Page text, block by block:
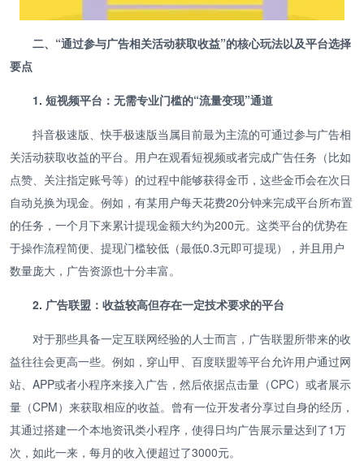
二、“通过参与广告相关活动获取收益”的核心玩法以及平台选择
要点
1. 短视频平台：无需专业门槛的“流量变现”通道
抖音极速版、快手极速版当属目前最为主流的可通过参与广告相
关活动获取收益的平台。用户在观看短视频或者完成广告任务（比如
点赞、关注指定账号等）的过程中能够获得金币，这些金币会在次日
自动兑换为现金。例如，有某用户每天花费20分钟来完成平台所布置
的任务，一个月下来累计提现金额大约为200元。这类平台的优势在
于操作流程简便、提现门槛较低（最低0.3元即可提现），并且用户
数量庞大，广告资源也十分丰富。
2. 广告联盟：收益较高但存在一定技术要求的平台
对于那些具备一定互联网经验的人士而言，广告联盟所带来的收
益往往会更高一些。例如，穿山甲、百度联盟等平台允许用户通过网
站、APP或者小程序来接入广告，然后依据点击量（CPC）或者展示
量（CPM）来获取相应的收益。曾有一位开发者分享过自身的经历，
其通过搭建一个本地资讯类小程序，使得日均广告展示量达到了1万
次，如此一来，每月的收入便超过了3000元。